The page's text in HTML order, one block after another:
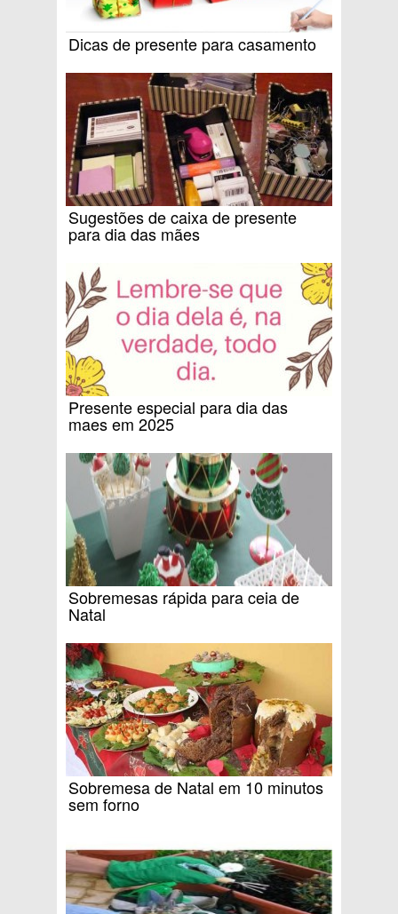
Dicas de presente para casamento
Sugestões de caixa de presente
para dia das mães
Presente especial para dia das
maes em 2025
Sobremesas rápida para ceia de
Natal
Sobremesa de Natal em 10 minutos
sem forno